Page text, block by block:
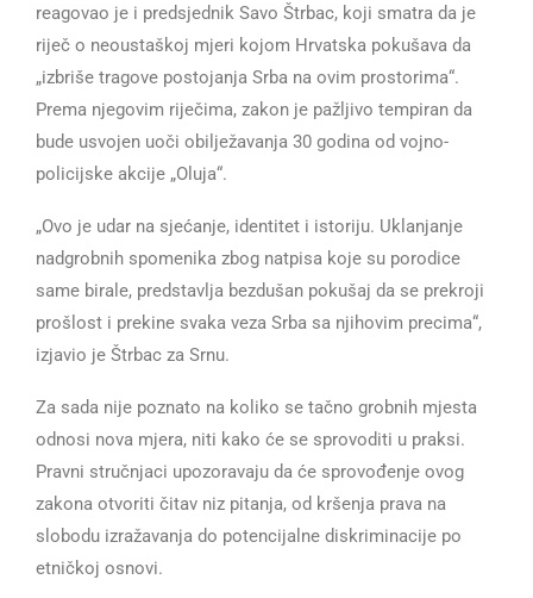
reagovao je i predsjednik Savo Štrbac, koji smatra da je
riječ o neoustaškoj mjeri kojom Hrvatska pokušava da
„izbriše tragove postojanja Srba na ovim prostorima“.
Prema njegovim riječima, zakon je pažljivo tempiran da
bude usvojen uoči obilježavanja 30 godina od vojno-
policijske akcije „Oluja“.
„Ovo je udar na sjećanje, identitet i istoriju. Uklanjanje
nadgrobnih spomenika zbog natpisa koje su porodice
same birale, predstavlja bezdušan pokušaj da se prekroji
prošlost i prekine svaka veza Srba sa njihovim precima“,
izjavio je Štrbac za Srnu.
Za sada nije poznato na koliko se tačno grobnih mjesta
odnosi nova mjera, niti kako će se sprovoditi u praksi.
Pravni stručnjaci upozoravaju da će sprovođenje ovog
zakona otvoriti čitav niz pitanja, od kršenja prava na
slobodu izražavanja do potencijalne diskriminacije po
etničkoj osnovi.